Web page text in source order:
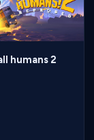
humans 2